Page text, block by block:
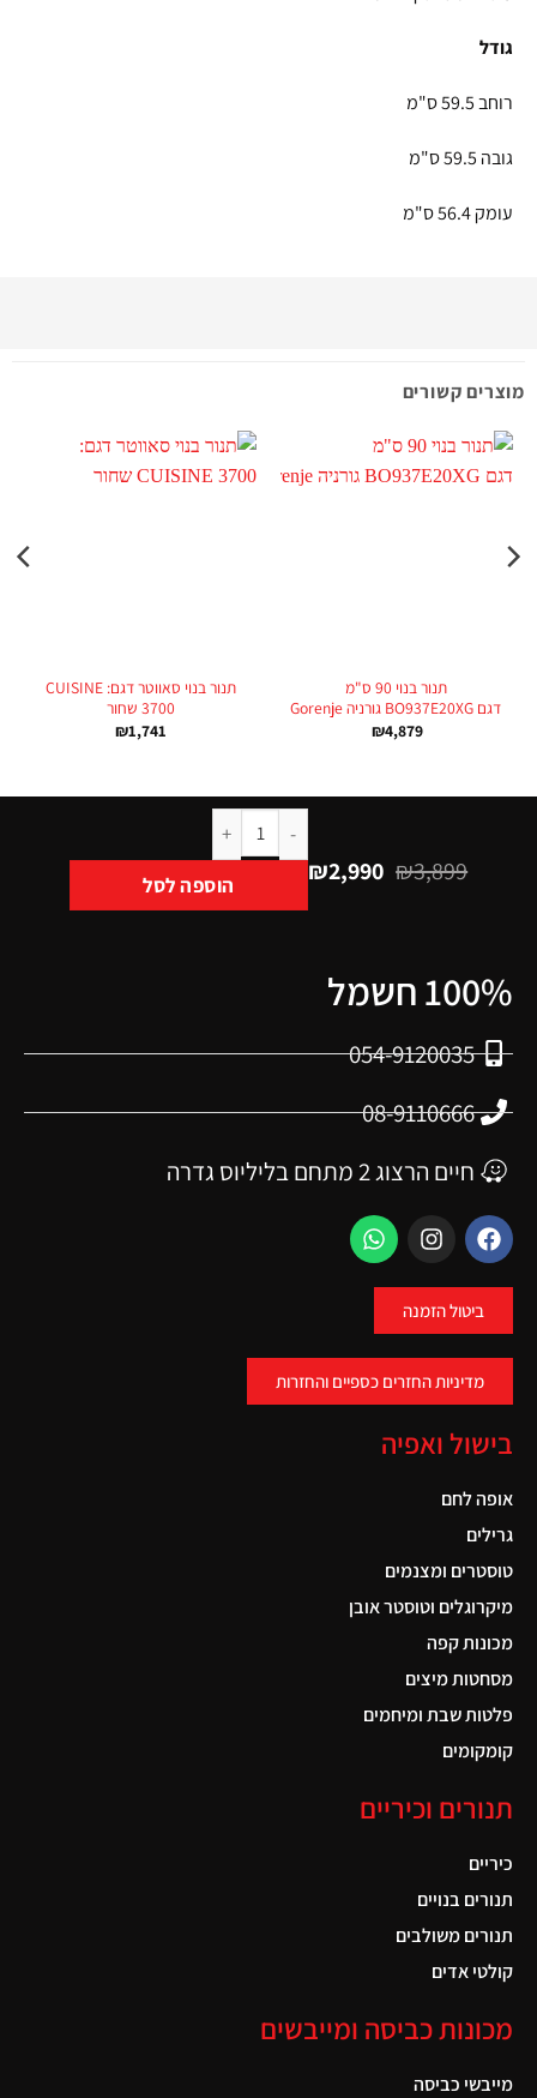
גודל
רוחב 59.5 ס"מ
גובה 59.5 ס"מ
עומק 56.4 ס"מ
מוצרים קשורים
תנור בנוי 90 ס"מ
דגם BO937E20XG גורניה Gorenje
₪4,879
תנור בנוי סאווטר דגם: CUISINE
3700 שחור
₪1,741
₪3,899
₪2,990 הוספה לסל
100% חשמל
054-9120035
08-9110666
חיים הרצוג 2 מתחם בליליוס גדרה
ביטול הזמנה
מדיניות החזרים כספיים והחזרות
בישול ואפיה
אופה לחם
גרילים
טוסטרים ומצנמים
מיקרוגלים וטוסטר אובן
מכונות קפה
מסחטות מיצים
פלטות שבת ומיחמים
קומקומים
תנורים וכיריים
כיריים
תנורים בנויים
תנורים משולבים
קולטי אדים
מכונות כביסה ומייבשים
מייבשי כביסה